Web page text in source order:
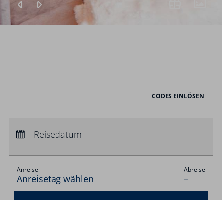
CODES EINLÖSEN
Abreise:keine Auswahl
Reisedatum